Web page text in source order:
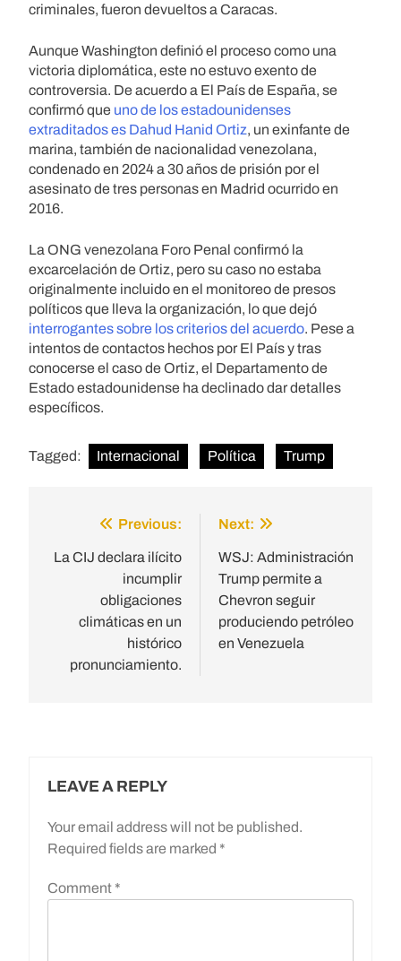
criminales, fueron devueltos a Caracas.
Aunque Washington definió el proceso como una
victoria diplomática, este no estuvo exento de
controversia. De acuerdo a El País de España, se
confirmó que uno de los estadounidenses
extraditados es Dahud Hanid Ortiz, un exinfante de
marina, también de nacionalidad venezolana,
condenado en 2024 a 30 años de prisión por el
asesinato de tres personas en Madrid ocurrido en
2016.
La ONG venezolana Foro Penal confirmó la
excarcelación de Ortiz, pero su caso no estaba
originalmente incluido en el monitoreo de presos
políticos que lleva la organización, lo que dejó
interrogantes sobre los criterios del acuerdo. Pese a
intentos de contactos hechos por El País y tras
conocerse el caso de Ortiz, el Departamento de
Estado estadounidense ha declinado dar detalles
específicos.
Tagged: Internacional Política Trump
navigation
Previous:
La CIJ declara ilícito
incumplir
obligaciones
climáticas en un
histórico
pronunciamiento.
Next:
WSJ: Administración
Trump permite a
Chevron seguir
produciendo petróleo
en Venezuela
LEAVE A REPLY
Your email address will not be published.
Required fields are marked *
Comment *